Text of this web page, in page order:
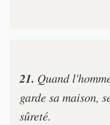
21. Quand
garde sa maison,
sûreté.